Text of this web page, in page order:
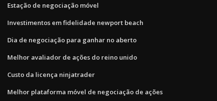
Estação de negociação móvel
Investimentos em fidelidade newport beach
Dia de negociação para ganhar no aberto
Melhor avaliador de ações do reino unido
Custo da licença ninjatrader
Melhor plataforma móvel de negociação de ações